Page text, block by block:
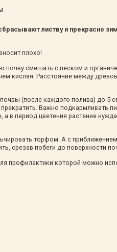
листву и прекрасно
плохо!
почву смешать с песком и
кислая. Расстояние между
(после каждого полива) до 5
Важно подкармливать
период цветения растение
торфом. А с
срезав побеги до поверхности
профилактики которой можно